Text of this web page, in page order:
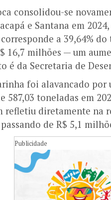
consolidou-se
e Santana em
a 39,64%
16,7 milhões — um
é da Secretaria de
foi alavancado
587,03 toneladas em
refletiu diretamente na
de R$ 5,1
Publicidade